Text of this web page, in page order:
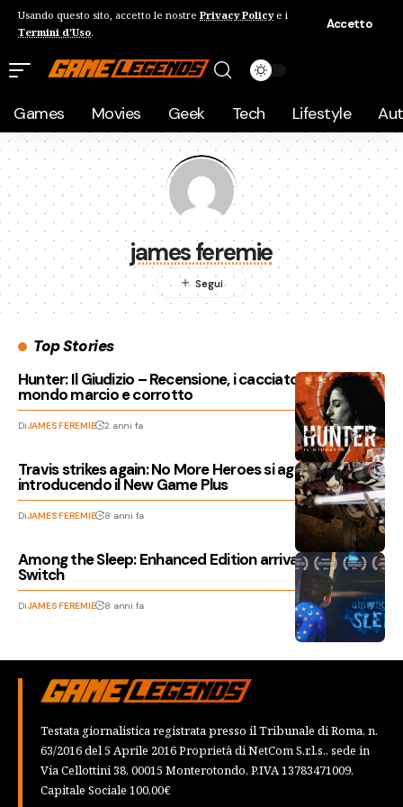
Usando questo sito, accetto le nostre Privacy Policye i
Termini d'Uso.
Accetto
Games Movies Geek Tech Lifestyle
james feremie
Top Stories
Hunter: Il Giudizio – Recensione, i cacciatori di un
mondo marcio e corrotto
DiJAMES FEREMIE 2 anni fa
Travis strikes again: No More Heroes si aggiorna
introducendo il New Game Plus
DiJAMES FEREMIE 8 anni fa
Among the Sleep: Enhanced Edition arriva anche per
Switch
DiJAMES FEREMIE 8 anni fa
Testata giornalistica registrata presso il Tribunale di Roma, n.
63/2016 del 5 Aprile 2016 Proprietà di NetCom S.r.l.s., sede in
Via Cellottini 38, 00015 Monterotondo, P.IVA 13783471009,
Capitale Sociale 100,00€